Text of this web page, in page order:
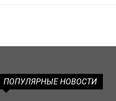
ПОПУЛЯРНЫЕ НОВОСТИ